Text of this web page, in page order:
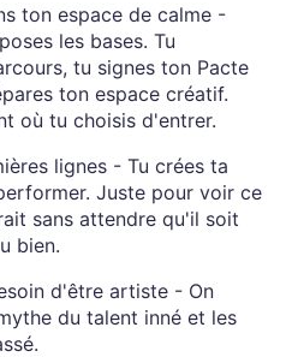
ton espace de calme -
les bases. Tu
tu signes ton Pacte
ton espace créatif.
où tu choisis d'entrer.
lignes - Tu crées ta
Juste pour voir ce
sans attendre qu'il soit
bien.
d'être artiste - On
du talent inné et les